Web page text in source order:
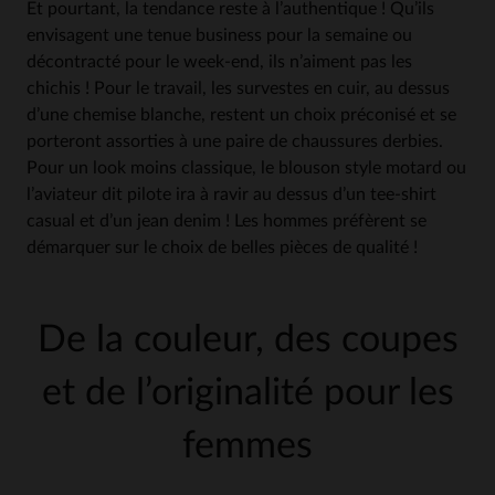
Et pourtant, la tendance reste à l’authentique ! Qu’ils
envisagent une tenue business pour la semaine ou
décontracté pour le week-end, ils n’aiment pas les
chichis ! Pour le travail, les survestes en cuir, au dessus
d’une chemise blanche, restent un choix préconisé et se
porteront assorties à une paire de chaussures derbies.
Pour un look moins classique, le blouson style motard ou
l’aviateur dit pilote ira à ravir au dessus d’un tee-shirt
casual et d’un jean denim ! Les hommes préfèrent se
démarquer sur le choix de belles pièces de qualité !
De la couleur, des coupes
et de l’originalité pour les
femmes